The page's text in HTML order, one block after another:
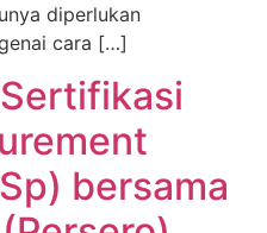
diperlukan
cara […]
bersama